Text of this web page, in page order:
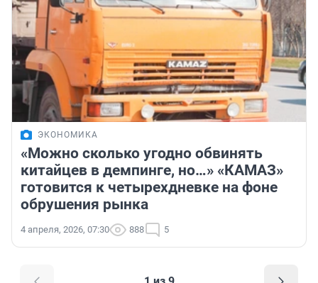
ЭКОНОМИКА
«Можно сколько угодно обвинять
китайцев в демпинге, но…» «КАМАЗ»
готовится к четырехдневке на фоне
обрушения рынка
4 апреля, 2026, 07:30 888 5